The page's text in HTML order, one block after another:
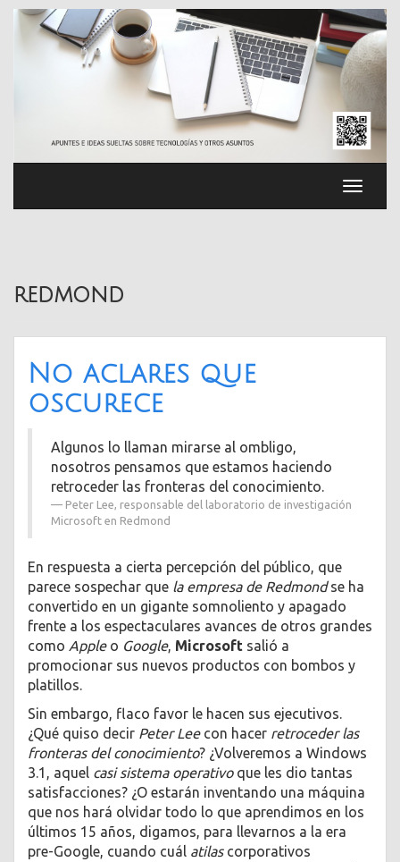
Saltar
contenido
redmond
No aclares que
oscurece
Algunos lo llaman mirarse al ombligo,
nosotros pensamos que estamos haciendo
retroceder las fronteras del conocimiento.
Peter Lee, responsable del laboratorio de investigación
Microsoft en Redmond
En respuesta a cierta percepción del público, que
parece sospechar que la empresa de Redmondse ha
convertido en un gigante somnoliento y apagado
frente a los espectaculares avances de otros grandes
como Appleo Google, Microsoft salió a
promocionar sus nuevos productos con bombos y
platillos.
Sin embargo, flaco favor le hacen sus ejecutivos.
¿Qué quiso decir Peter Leecon hacer retroceder las
fronteras del conocimiento? ¿Volveremos a Windows
3.1, aquel casi sistema operativoque les dio tantas
satisfacciones? ¿O estarán inventando una máquina
que nos hará olvidar todo lo que aprendimos en los
últimos 15 años, digamos, para llevarnos a la era
pre-Google, cuando cuál atilascorporativos